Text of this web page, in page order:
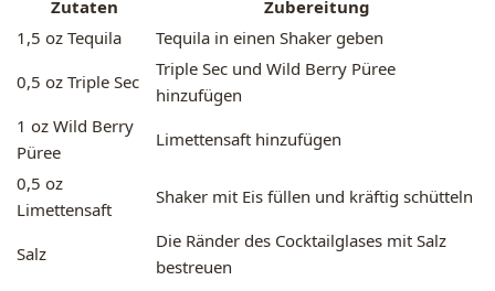
Zutaten
Zubereitung
1,5 oz Tequila
Tequila in einen Shaker geben
0,5 oz Triple Sec
Triple Sec und Wild Berry Püree
hinzufügen
1 oz Wild Berry
Püree
Limettensaft hinzufügen
0,5 oz
Limettensaft
Shaker mit Eis füllen und kräftig schütteln
Salz
Die Ränder des Cocktailglases mit Salz
bestreuen